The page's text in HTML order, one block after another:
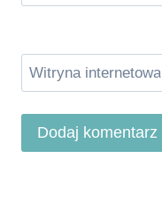
Witryna internetowa